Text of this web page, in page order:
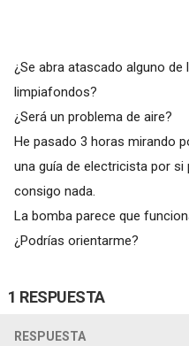
¿Se abra atascado alguno
limpiafondos?
¿Será un problema de aire?
He pasado 3 horas mirando
una guía de electricista por si
consigo nada.
La bomba parece que
¿Podrías orientarme?
1 RESPUESTA
RESPUESTA